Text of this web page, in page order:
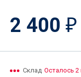
2 400 ₽
Склад Осталось 2